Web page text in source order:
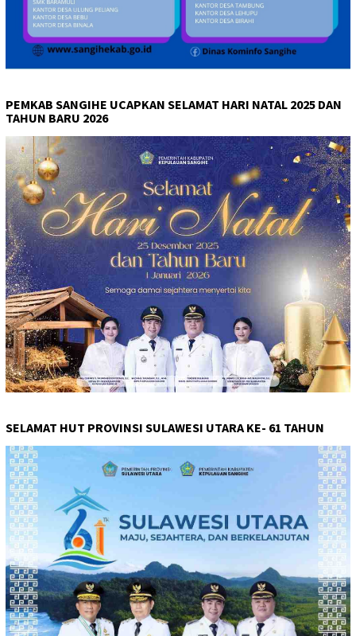
PEMKAB SANGIHE UCAPKAN SELAMAT HARI NATAL 2025 DAN
TAHUN BARU 2026
SELAMAT HUT PROVINSI SULAWESI UTARA KE- 61 TAHUN